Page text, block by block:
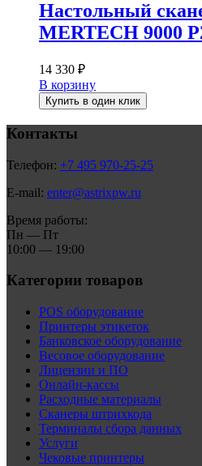
Настольный
MERTECH 9000
14 330 ₽
В корзину
Купить в один клик
Контакты
Телефон: +7 495 970-25-25
E-mail: enter@astrixpw.ru
Время работы:
Пн — Пт
10:00 — 19:00
Категории товаров
POS оборудование
Принтеры этикеток
Банковское оборудование
Весовое оборудование
Лицензии и ПО
Онлайн-кассы
Расходные материалы
Сканеры штрихкода
Терминалы сбора данных
Услуги
Чековые принтеры